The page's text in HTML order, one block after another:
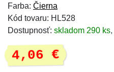
Farba: Čierna
Kód tovaru: HL528
Dostupnosť: skladom 290 ks,
4,06 €